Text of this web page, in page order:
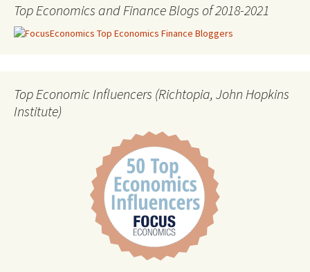
Top Economics and Finance Blogs of 2018-2021
Top Economic Influencers (Richtopia, John Hopkins
Institute)